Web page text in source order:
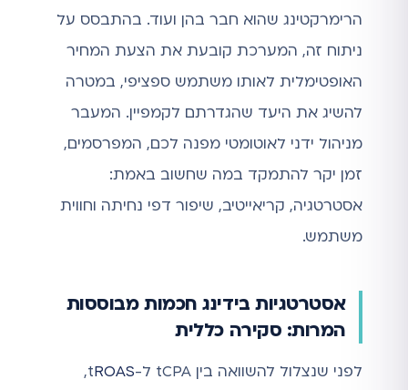
הרימרקטינג שהוא חבר בהן ועוד. בהתבסס על
ניתוח זה, המערכת קובעת את הצעת המחיר
האופטימלית לאותו משתמש ספציפי, במטרה
להשיג את היעד שהגדרתם לקמפיין. המעבר
מניהול ידני לאוטומטי מפנה לכם, המפרסמים,
זמן יקר להתמקד במה שחשוב באמת:
אסטרטגיה, קריאייטיב, שיפור דפי נחיתה וחווית
משתמש.
אסטרטגיות בידינג חכמות מבוססות
המרות: סקירה כללית
לפני שנצלול להשוואה בין tCPA ל-t ROAS
,